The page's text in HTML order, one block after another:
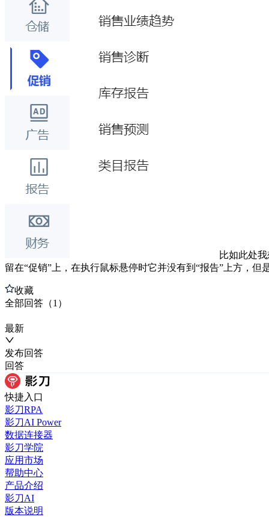
比如此处
留在“促销”上，在执行鼠标悬停时它并没有到“报告”上方，
收藏
全部回答 （1 ）
最新
发布回答
回答
快捷入口
影刀RPA
影刀AI Power
数据连接器
影刀学院
应用市场
帮助中心
产品介绍
影刀AI
版本说明